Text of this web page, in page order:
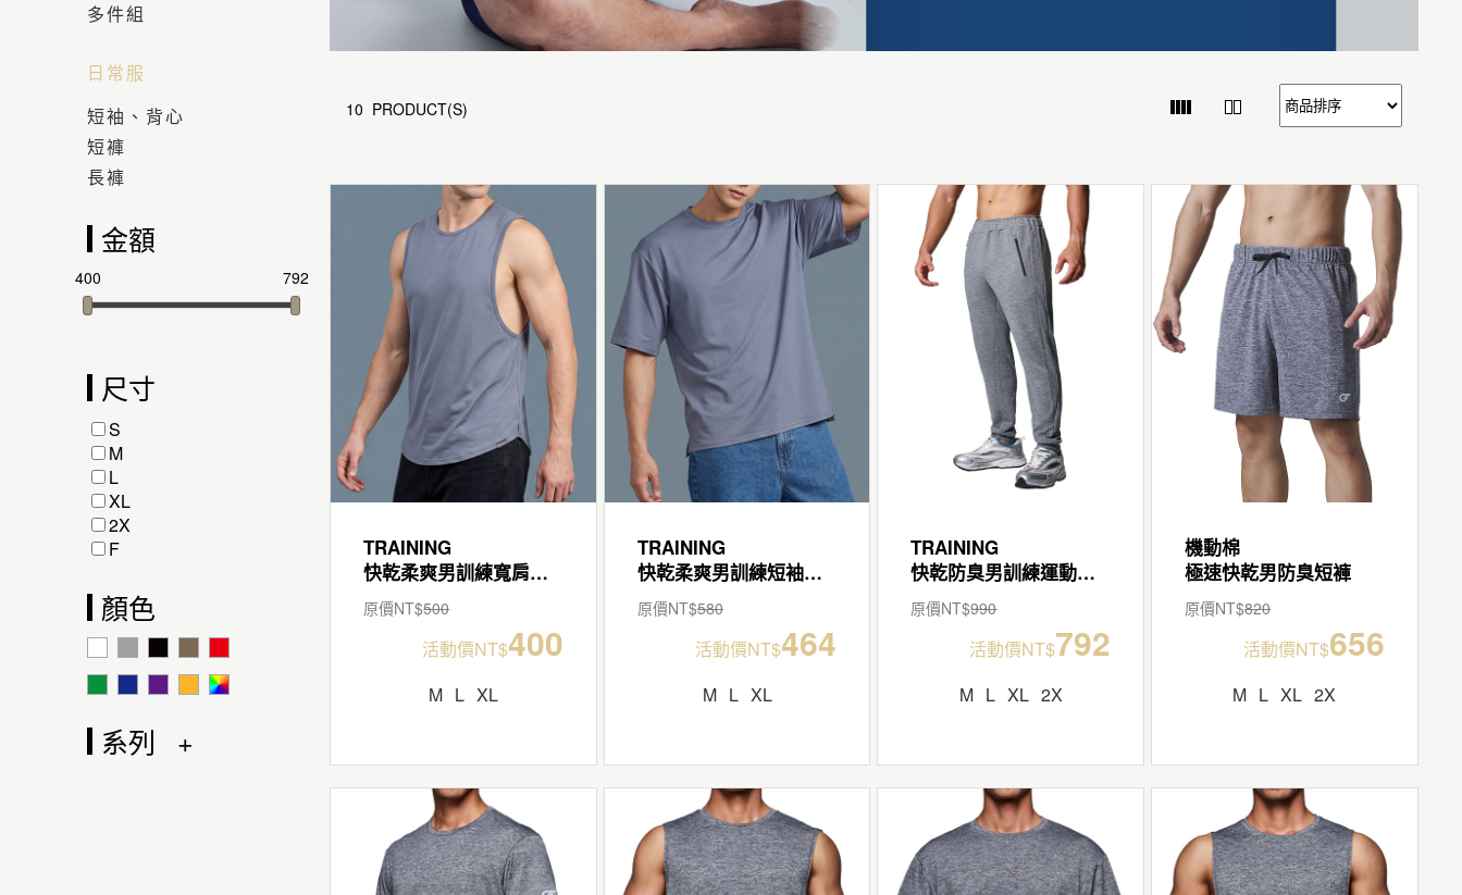
多件組
日常服
短袖、背心
短褲
長褲
金額
400 792
尺寸
S
M
L
XL
2X
F
顏色
系列
10 PRODUCT(S)
TRAINING
快乾柔爽男訓練寬肩背心
原價NT$500
活動價NT$400
M L XL
TRAINING
快乾柔爽男訓練短袖寬版T
原價NT$580
活動價NT$464
M L XL
TRAINING
快乾防臭男訓練運動長褲
原價NT$990
活動價NT$792
M L XL 2X
機動棉
極速快乾男防臭短褲
原價NT$820
活動價NT$656
M L XL 2X